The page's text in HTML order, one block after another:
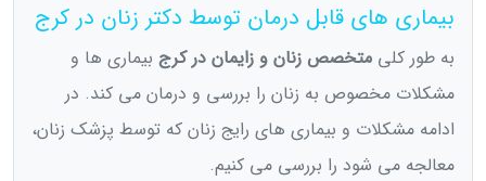
بیماری های قابل درمان توسط دکتر زنان در کرج
به طور کلی متخصص زنان و زایمان در کرج بیماری ها و
مشکلات مخصوص به زنان را بررسی و درمان می کند. در
ادامه مشکلات و بیماری های رایج زنان که توسط پزشک زنان،
معالجه می شود را بررسی می کنیم.